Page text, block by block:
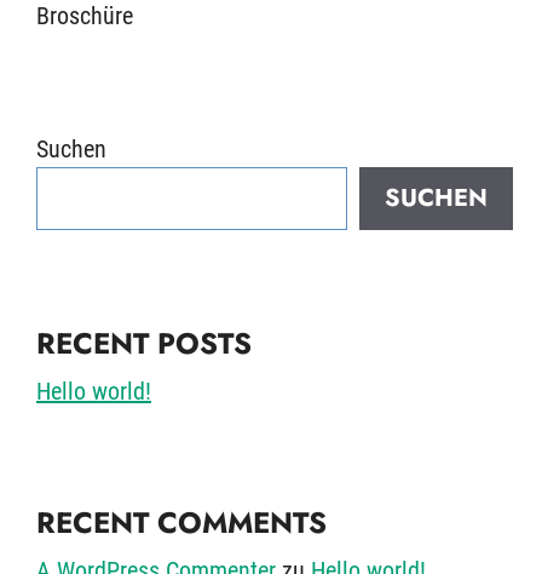
Broschüre
Suchen
SUCHEN
RECENT POSTS
Hello world!
RECENT COMMENTS